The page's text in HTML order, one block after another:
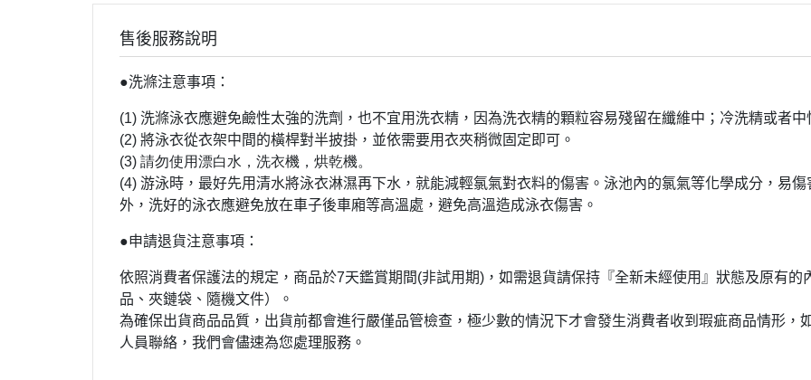
售後服務說明
●洗滌注意事項：
(1) 洗滌泳衣應避免鹼性太強的洗劑，也不宜用洗衣精，因為洗衣精的顆粒容易殘留在纖維中；冷洗精或者
(2) 將泳衣從衣架中間的橫桿對半披掛，並依需要用衣夾稍微固定即可。
(3) 請勿使用漂白水，洗衣機，烘乾機。
(4) 游泳時，最好先用清水將泳衣淋濕再下水，就能減輕氯氣對衣料的傷害。 泳池內的氯氣等化學成分，易
外，洗好的泳衣應避免放在車子後車廂等高溫處，避免高溫造成泳衣傷害。
●申請退貨注意事項：
依照消費者保護法的規定，商品於7天鑑賞期間(非試用期) ，如需退貨請保持『全新未經使用』狀態及原有
品、夾鏈袋、隨機文件）。
為確保出貨商品品質，出貨前都會進行嚴僅品管檢查，極少數的情況下才會發生消費者收到瑕疵商品情形，
人員聯絡，我們會儘速為您處理服務。